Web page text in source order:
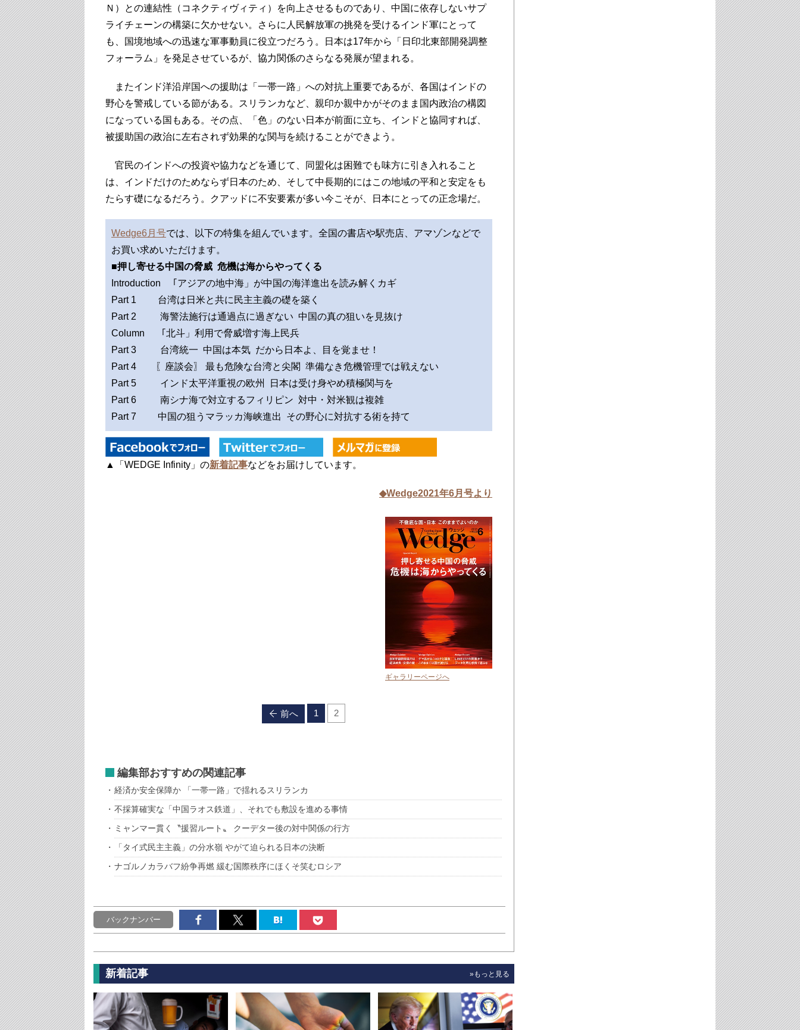
Ｎ）との連結性（コネクティヴィティ）を向上させるものであり、中国に依存しないサプ
ライチェーンの構築に欠かせない。さらに人民解放軍の挑発を受けるインド軍にとって
も、国境地域への迅速な軍事動員に役立つだろう。日本は17年から「日印北東部開発調整
フォーラム」を発足させているが、協力関係のさらなる発展が望まれる。
またインド洋沿岸国への援助は「一帯一路」への対抗上重要であるが、各国はインドの
野心を警戒している節がある。スリランカなど、親印か親中かがそのまま国内政治の構図
になっている国もある。その点、「色」のない日本が前面に立ち、インドと協同すれば、
被援助国の政治に左右されず効果的な関与を続けることができよう。
官民のインドへの投資や協力などを通じて、同盟化は困難でも味方に引き入れること
は、インドだけのためならず日本のため、そして中長期的にはこの地域の平和と安定をも
たらす礎になるだろう。クアッドに不安要素が多い今こそが、日本にとっての正念場だ。
Wedge6月号では、以下の特集を組んでいます。全国の書店や駅売店、アマゾンなどで
お買い求めいただけます。
■押し寄せる中国の脅威 危機は海からやってくる
Introduction ｢アジアの地中海」が中国の海洋進出を読み解くカギ
Part 1 台湾は日米と共に民主主義の礎を築く
Part 2 海警法施行は通過点に過ぎない 中国の真の狙いを見抜け
Column ｢北斗」利用で脅威増す海上民兵
Part 3 台湾統一 中国は本気 だから日本よ、目を覚ませ！
Part 4 〖座談会〗 最も危険な台湾と尖閣 準備なき危機管理では戦えない
Part 5 インド太平洋重視の欧州 日本は受け身やめ積極関与を
Part 6 南シナ海で対立するフィリピン 対中・対米観は複雑
Part 7 中国の狙うマラッカ海峡進出 その野心に対抗する術を持て
▲「WEDGE Infinity」の新着記事などをお届けしています。
◆Wedge2021年6月号より
ギャラリーページへ
前へ 1 2
編集部おすすめの関連記事
経済か安全保障か 「一帯一路」で揺れるスリランカ
不採算確実な「中国ラオス鉄道」、それでも敷設を進める事情
ミャンマー貫く〝援習ルート〟 クーデター後の対中関係の行方
「タイ式民主主義」の分水嶺 やがて迫られる日本の決断
ナゴルノカラバフ紛争再燃 緩む国際秩序にほくそ笑むロシア
バックナンバー
新着記事 »もっと見る